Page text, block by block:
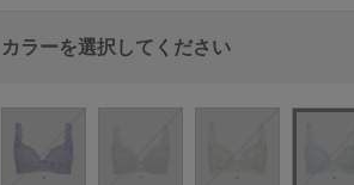
カラーを選択してください